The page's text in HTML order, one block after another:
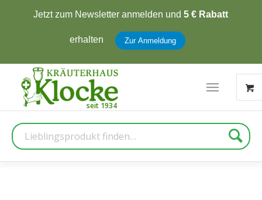
Jetzt zum Newsletter anmelden und5 € Rabatt
erhalten Zur Anmeldung
Suche